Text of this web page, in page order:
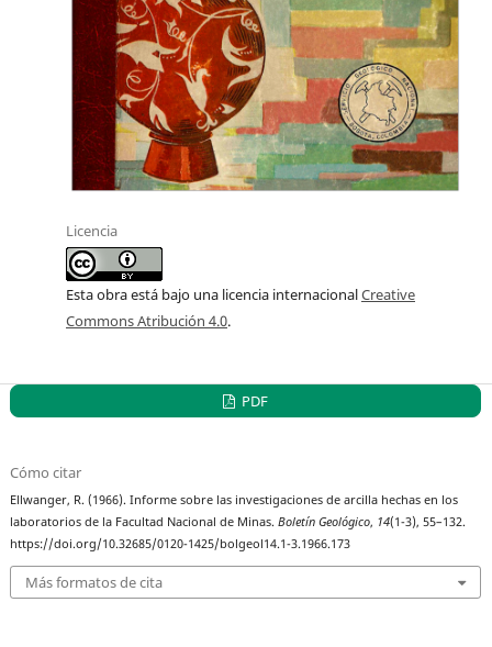
Licencia
Esta obra está bajo una licencia internacionalCreative
Commons Atribución 4.0.
PDF
Cómo citar
Ellwanger, R. (1966). Informe sobre las investigaciones de arcilla hechas en los
laboratorios de la Facultad Nacional de Minas.Boletín Geológico, 14(1-3), 55–132.
https://doi.org/10.32685/0120-1425/bolgeol14.1-3.1966.173
Más formatos de cita